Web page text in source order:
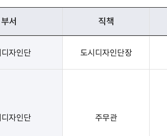
부서 직책
자인단 도시디자인단장
자인단 주무관